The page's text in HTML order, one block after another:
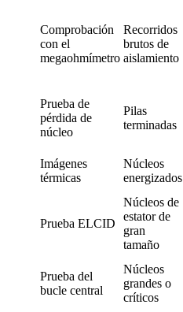
Comprobación
con el
megaohmímetro
Recorridos
brutos de
aislamiento
Prueba de
pérdida de
núcleo
Pilas
terminadas
Imágenes
térmicas
Núcleos
energizados
Prueba ELCID
Núcleos de
estator de
gran
tamaño
Prueba del
bucle central
Núcleos
grandes o
críticos